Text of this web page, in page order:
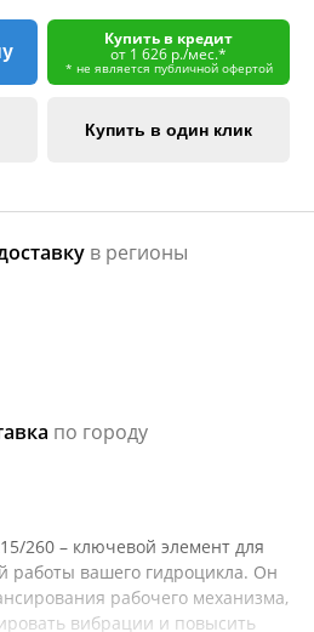
Купить в кредит
от 1 626 р./мес.*
* не является публичной офертой
Купить в один клик
в регионы
по городу
260 – ключевой элемент для
работы вашего гидроцикла. Он
рабочего механизма,
вибрации и повысить